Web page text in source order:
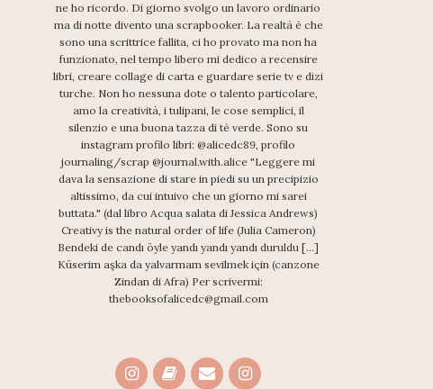
ne ho ricordo. Di giorno svolgo un lavoro ordinario
ma di notte divento una scrapbooker. La realtà è che
sono una scrittrice fallita, ci ho provato ma non ha
funzionato, nel tempo libero mi dedico a recensire
libri, creare collage di carta e guardare serie tv e dizi
turche. Non ho nessuna dote o talento particolare,
amo la creatività, i tulipani, le cose semplici, il
silenzio e una buona tazza di tè verde. Sono su
instagram profilo libri: @alicedc89, profilo
journaling/scrap @journal.with.alice "Leggere mi
dava la sensazione di stare in piedi su un precipizio
altissimo, da cui intuivo che un giorno mi sarei
buttata." (dal libro Acqua salata di Jessica Andrews)
Creativy is the natural order of life (Julia Cameron)
Bendeki de candı öyle yandı yandı yandı duruldu [...]
Küserim aşka da yalvarmam sevilmek için (canzone
Zindan di Afra) Per scrivermi:
thebooksofalicedc@gmail.com